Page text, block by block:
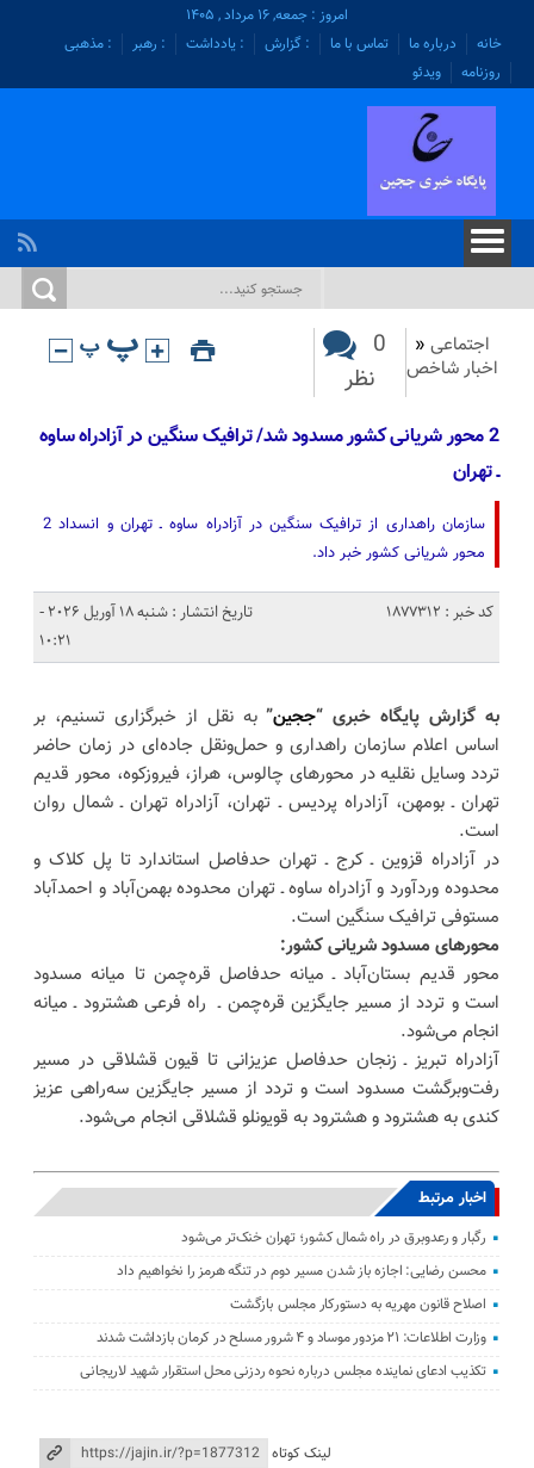
امروز : جمعه, ۱۶ مرداد , ۱۴۰۵
خانه
درباره ما تماس با ما : گزارش : یادداشت : رهبر
: مذهبی
روزنامه
ویدئو
اجتماعی «
اخبار شاخص
0
نظر
2 محور شریانی کشور مسدود شد/ ترافیک سنگین در آزادراه ساوه
ـ تهران
سازمان راهداری از ترافیک سنگین در آزادراه ساوه ـ تهران و انسداد 2
محور شریانی کشور خبر داد.
کد خبر : 1877312
تاریخ انتشار : شنبه 18 آوریل 2026 -
10:21
به گزارش پایگاه خبری “ججین”به نقل از خبرگزاری تسنیم، بر
اساس اعلام سازمان راهداری و حمل‌ونقل جاده‌ای در زمان حاضر
تردد وسایل نقلیه در محورهای چالوس، هراز، فیروزکوه، محور قدیم
تهران ـ بومهن، آزادراه پردیس ـ تهران، آزادراه تهران ـ شمال روان
است.
در آزادراه قزوین ـ کرج ـ تهران حدفاصل استاندارد تا پل کلاک و
محدوده وردآورد و آزادراه ساوه ـ تهران محدوده بهمن‌آباد و احمدآباد
مستوفی ترافیک سنگین است.
محورهای مسدود شریانی کشور:
محور قدیم بستان‌آباد ـ میانه حدفاصل قره‌چمن تا میانه مسدود
است و تردد از مسیر جایگزین قره‌چمن ـ راه فرعی هشترود ـ میانه
انجام می‌شود.
آزادراه تبریز ـ زنجان حدفاصل عزیزانی تا قیون قشلاقی در مسیر
رفت‌وبرگشت مسدود است و تردد از مسیر جایگزین سه‌راهی عزیز
کندی به هشترود و هشترود به قویونلو قشلاقی انجام می‌شود.
اخبار مرتبط
رگبار و رعدوبرق در راه شمال کشور؛ تهران خنک‌تر می‌شود
محسن رضایی: اجازه باز شدن مسیر دوم در تنگه هرمز را نخواهیم داد
اصلاح قانون مهریه به دستورکار مجلس بازگشت
وزارت اطلاعات: ۲۱ مزدور موساد و ۴ شرور مسلح در کرمان بازداشت شدند
تکذیب ادعای نماینده مجلس درباره نحوه ردزنی محل استقرار شهید لاریجانی
لینک کوتاه